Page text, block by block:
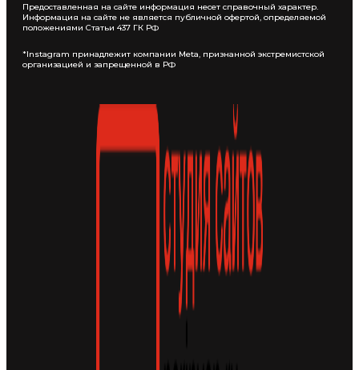
Предоставленная на сайте информация несет справочный характер.
Информация на сайте не является публичной офертой, определяемой
положениями Статьи 437 ГК РФ
*Instagram принадлежит компании Meta, признанной экстремистской
организацией и запрещенной в РФ